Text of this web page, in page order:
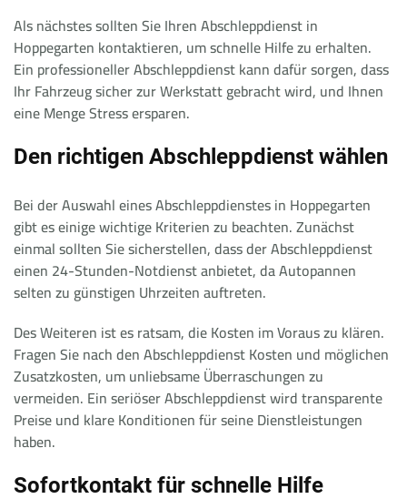
Als nächstes sollten Sie Ihren Abschleppdienst in
Hoppegarten kontaktieren, um schnelle Hilfe zu erhalten.
Ein professioneller Abschleppdienst kann dafür sorgen, dass
Ihr Fahrzeug sicher zur Werkstatt gebracht wird, und Ihnen
eine Menge Stress ersparen.
Den richtigen Abschleppdienst wählen
Bei der Auswahl eines Abschleppdienstes in Hoppegarten
gibt es einige wichtige Kriterien zu beachten. Zunächst
einmal sollten Sie sicherstellen, dass der Abschleppdienst
einen 24-Stunden-Notdienst anbietet, da Autopannen
selten zu günstigen Uhrzeiten auftreten.
Des Weiteren ist es ratsam, die Kosten im Voraus zu klären.
Fragen Sie nach den Abschleppdienst Kosten und möglichen
Zusatzkosten, um unliebsame Überraschungen zu
vermeiden. Ein seriöser Abschleppdienst wird transparente
Preise und klare Konditionen für seine Dienstleistungen
haben.
Sofortkontakt für schnelle Hilfe